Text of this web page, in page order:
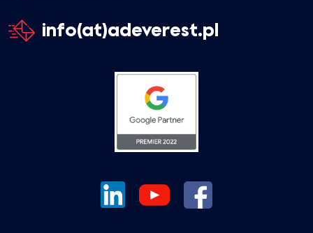
info(at)adeverest.pl